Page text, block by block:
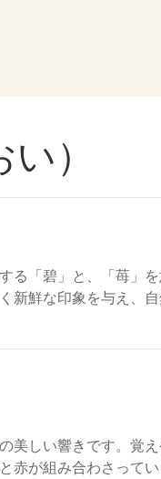
）
る「碧」と、「苺」
新鮮な印象を与え、
美しい響きです。覚
赤が組み合わさって